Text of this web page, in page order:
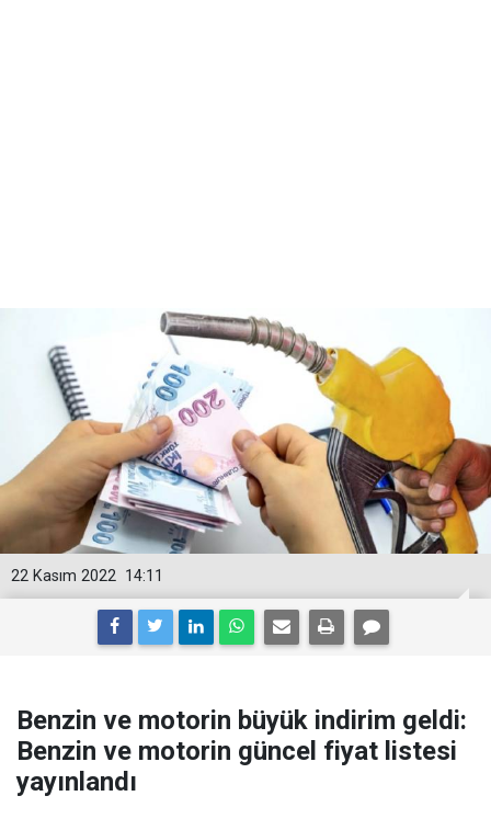
14:11
22 Kasım 2022
Benzin ve motorin büyük indirim geldi:
Benzin ve motorin güncel fiyat listesi
yayınlandı